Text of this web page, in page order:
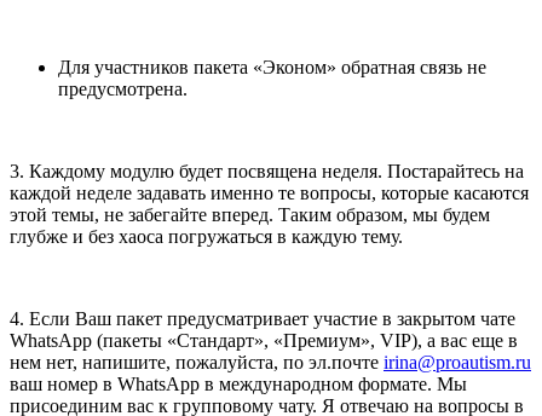
Для участников пакета «Эконом» обратная связь не
предусмотрена.
3. Каждому модулю будет посвящена неделя. Постарайтесь на
каждой неделе задавать именно те вопросы, которые касаются
этой темы, не забегайте вперед. Таким образом, мы будем
глубже и без хаоса погружаться в каждую тему.
4. Если Ваш пакет предусматривает участие в закрытом чате
WhatsApp (пакеты «Стандарт», «Премиум», VIP), а вас еще в
нем нет, напишите, пожалуйста, по эл.почте irina@proautism.ru
ваш номер в WhatsApp в международном формате. Мы
присоединим вас к групповому чату. Я отвечаю на вопросы в